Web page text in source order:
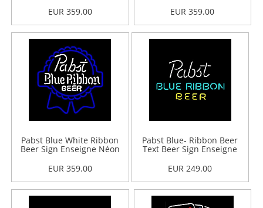
EUR 359.00
EUR 359.00
Pabst Blue White Ribbon
Beer Sign Enseigne Néon
EUR 359.00
Pabst Blue- Ribbon Beer
Text Beer Sign Enseigne
Néon
EUR 249.00